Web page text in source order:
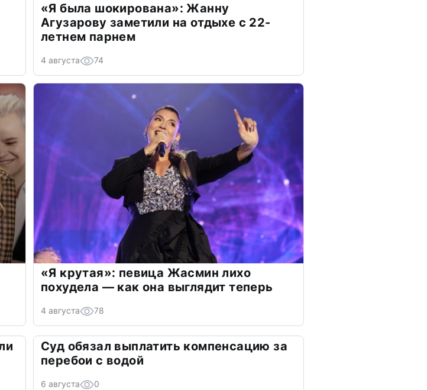
«Я была шокирована»: Жанну
Агузарову заметили на отдыхе с 22-
летнем парнем
4 августа 74
«Я крутая»: певица Жасмин лихо
похудела — как она выглядит теперь
4 августа 78
Суд обязал выплатить компенсацию за
перебои с водой
6 августа 0